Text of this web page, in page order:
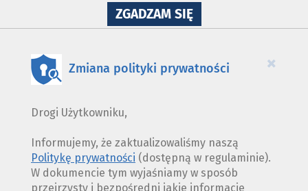
ZGADZAM SIĘNA
WYKORZYSTANIE
×
Zmiana polityki prywatności
Drogi Użytkowniku,
Informujemy, że zaktualizowaliśmy naszą
Politykę prywatności (dostępną w regulaminie).
W dokumencie tym wyjaśniamy w sposób
przejrzysty i bezpośredni jakie informacje